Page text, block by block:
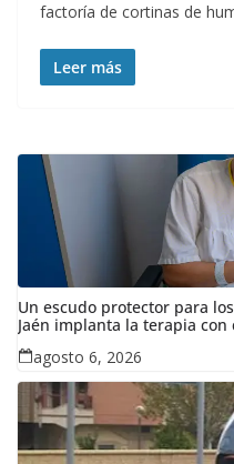
factoría de cortinas de
Leer más
Un escudo protector para
Jaén implanta la terapia
agosto 6, 2026